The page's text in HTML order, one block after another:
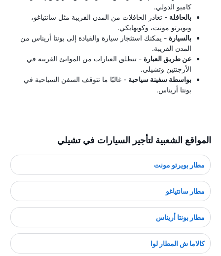
كامبو الدولي.
بالحافلة - تغادر الحافلات من المدن القريبة مثل سانتياغو،
وبويرتو مونت، وكويهايكي.
بالسيارة - يمكنك استئجار سيارة والقيادة إلى بونتا أريناس من
المدن القريبة.
عن طريق العبارة - تنطلق العبارات من الموانئ القريبة في
الأرجنتين وتشيلي.
بواسطة سفينة سياحية - غالبًا ما تتوقف السفن السياحية في
بونتا أريناس.
المواقع الشعبية لتأجير السيارات في تشيلي
مطار بويرتو مونت
مطار سانتياغو
مطار بونتا أريناس
كاﻻما ش المطار لوا